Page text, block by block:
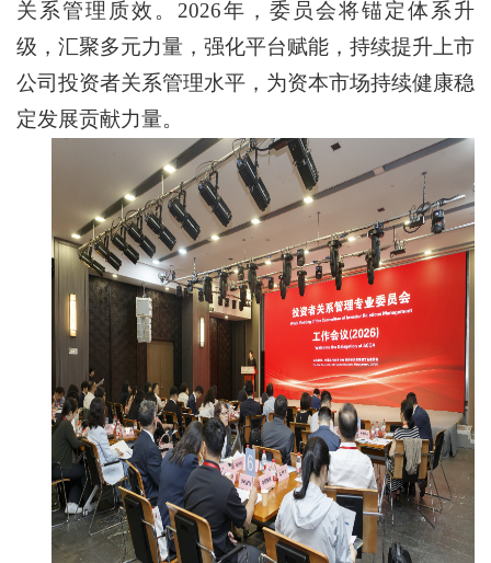
关系管理质效。2026年，委员会将锚定体系升
级，汇聚多元力量，强化平台赋能，持续提升上市
公司投资者关系管理水平，为资本市场持续健康稳
定发展贡献力量。